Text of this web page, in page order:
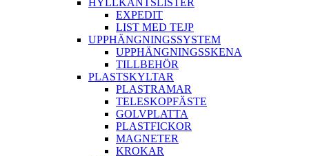
HYLLKANTSLISTER
EXPEDIT
LIST MED TEJP
UPPHÄNGNINGSSYSTEM
UPPHÄNGNINGSSKENA
TILLBEHÖR
PLASTSKYLTAR
PLASTRAMAR
TELESKOPFÄSTE
GOLVPLATTA
PLASTFICKOR
MAGNETER
KROKAR